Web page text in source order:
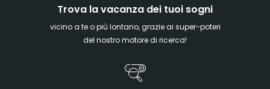
Trova la vacanza dei tuoi sogni
vicino a te o più lontano, grazie ai super-poteri
del nostro motore di ricerca!